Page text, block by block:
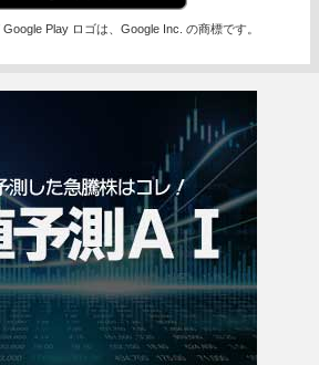
Play ロゴは、Google Inc. の商標です。